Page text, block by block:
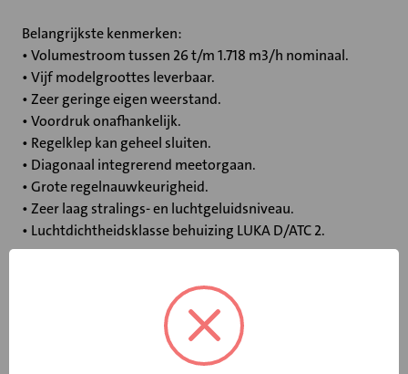
Belangrijkste kenmerken:
• Volumestroom tussen 26 t/m 1.718 m3/h nominaal.
• Vijf modelgroottes leverbaar.
• Zeer geringe eigen weerstand.
• Voordruk onafhankelijk.
• Regelklep kan geheel sluiten.
• Diagonaal integrerend meetorgaan.
• Grote regelnauwkeurigheid.
• Zeer laag stralings- en luchtgeluidsniveau.
• Luchtdichtheidsklasse behuizing LUKA D/ATC 2.
Elektromotor 24 V